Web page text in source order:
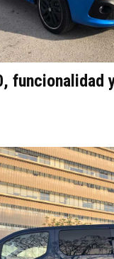
funcionalidad